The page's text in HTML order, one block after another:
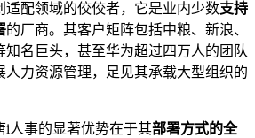
适配领域的佼佼者，它是业内少数支持
的厂商。其客户矩阵包括中粮、新浪、
名巨头，甚至华为超过四万人的团队
人力资源管理，足见其承载大型组织的
i人事的显著优势在于其部署方式的全